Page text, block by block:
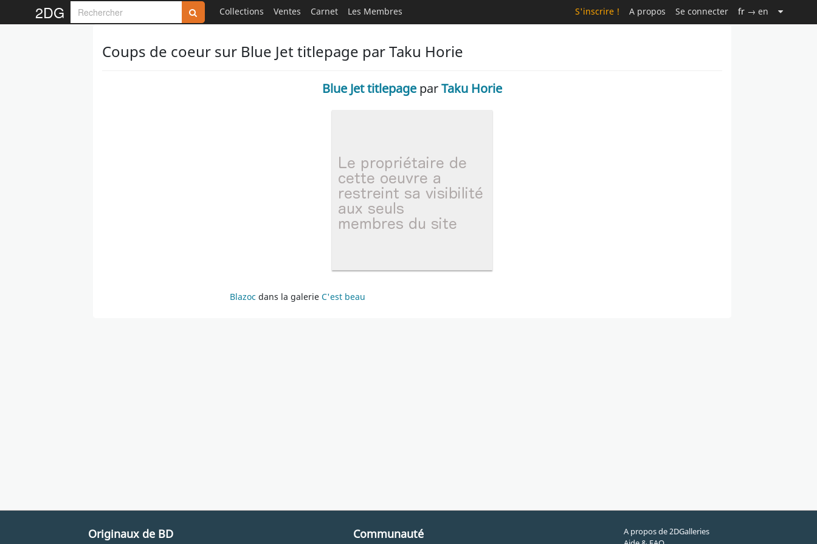
2DG Collections Ventes Carnet Les Membres S'inscrire ! A propos Se connecter fr → en
Coups de coeur sur Blue Jet titlepage par Taku Horie
Blue Jet titlepage parTaku Horie
Blazoc dans la galerie C'est beau
Originaux de BD Communauté
A propos de 2DGalleries